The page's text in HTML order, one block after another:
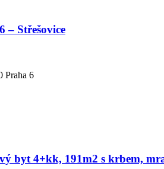
– Střešovice
Praha 6
byt 4+kk, 191m2 s krbem,